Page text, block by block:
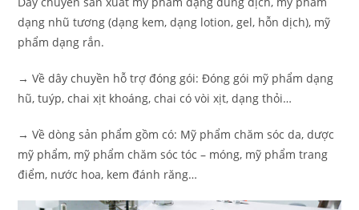
dạng nhũ tương (dạng kem, dạng lotion, gel, hỗn dịch), mỹ
phẩm dạng rắn.
→ Về dây chuyền hỗ trợ đóng gói: Đóng gói mỹ phẩm dạng
hũ, tuýp, chai xịt khoáng, chai có vòi xịt, dạng thỏi…
→ Về dòng sản phẩm gồm có: Mỹ phẩm chăm sóc da, dược
mỹ phẩm, mỹ phẩm chăm sóc tóc – móng, mỹ phẩm trang
điểm, nước hoa, kem đánh răng…